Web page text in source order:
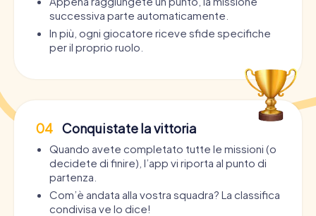
successiva parte automaticamente.
In più, ogni giocatore riceve sfide specifiche
per il proprio ruolo.
04 Conquistate la vittoria
Quando avete completato tutte le missioni (o
decidete di finire), l’app vi riporta al punto di
partenza.
Com’è andata alla vostra squadra? La classifica
condivisa ve lo dice!